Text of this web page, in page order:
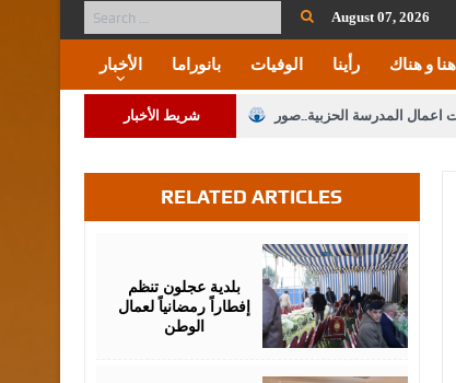
August 07, 2026
الأخبار بانوراما الوفيات رأينا و هناك
شريط الأخبار اعمال المدرسة الحزبية..صور
تعديل قانون الملكية العقارية
إلى مراجعة منصة خدمة العلم
مبارك ومزيدا من التوفيق
RELATED ARTICLES
بلدية عجلون تنظم
إفطاراً رمضانياً لعمال
الوطن